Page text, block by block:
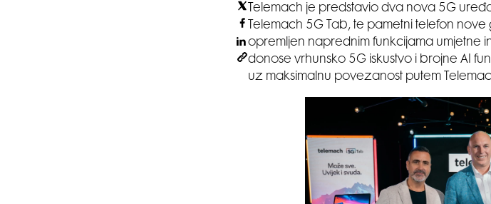
Telemach je predstavio dva nova 5G
Telemach 5G Tab, te pametni telefon
opremljen naprednim funkcijama umjetne
donose vrhunsko 5G iskustvo i brojne AI
uz maksimalnu povezanost putem